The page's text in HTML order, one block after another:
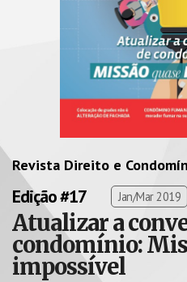
Revista Direito e
Edição #17 Jan/Mar 2019
Atualizar a
condomínio:
impossível